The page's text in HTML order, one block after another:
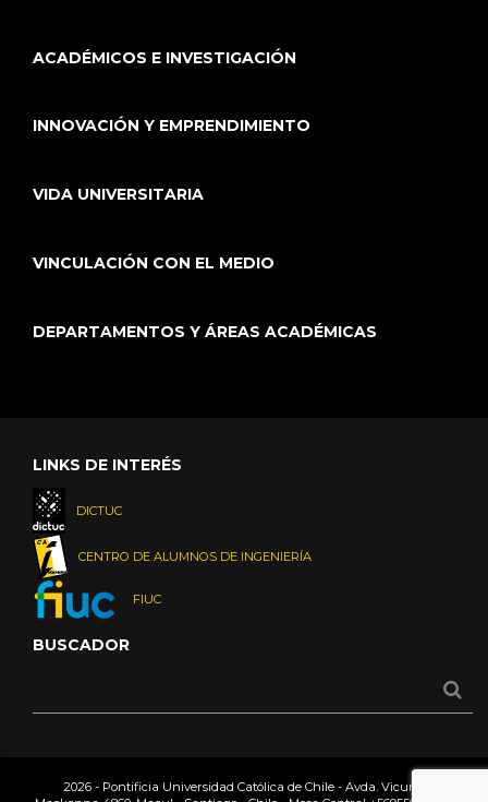
ACADÉMICOS E INVESTIGACIÓN
INNOVACIÓN Y EMPRENDIMIENTO
VIDA UNIVERSITARIA
VINCULACIÓN CON EL MEDIO
DEPARTAMENTOS Y ÁREAS ACADÉMICAS
LINKS DE INTERÉS
DICTUC
CENTRO DE ALUMNOS DE INGENIERÍA
FIUC
BUSCADOR
2026 - Pontificia Universidad Católica de Chile - Avda. Vicuña